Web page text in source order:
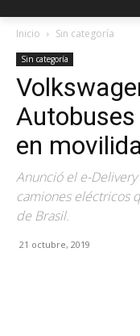
Inicio Sin categoría
Sin categoría
en
Anunció el e-
camiones eléctricos
de Brasil.
21 octubre, 2019